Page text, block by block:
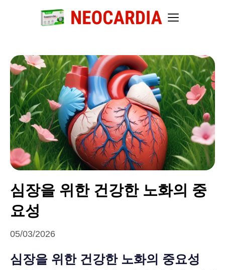
심장을 위한 건강한 노화의 중
요성
05/03/2026
심장을 위한 건강한 노화의 중요성